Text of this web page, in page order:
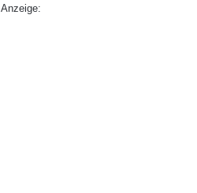
Anzeige: